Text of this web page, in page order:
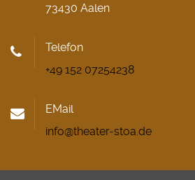
73430 Aalen
Telefon
+49 152 07254238
EMail
info@theater-stoa.de